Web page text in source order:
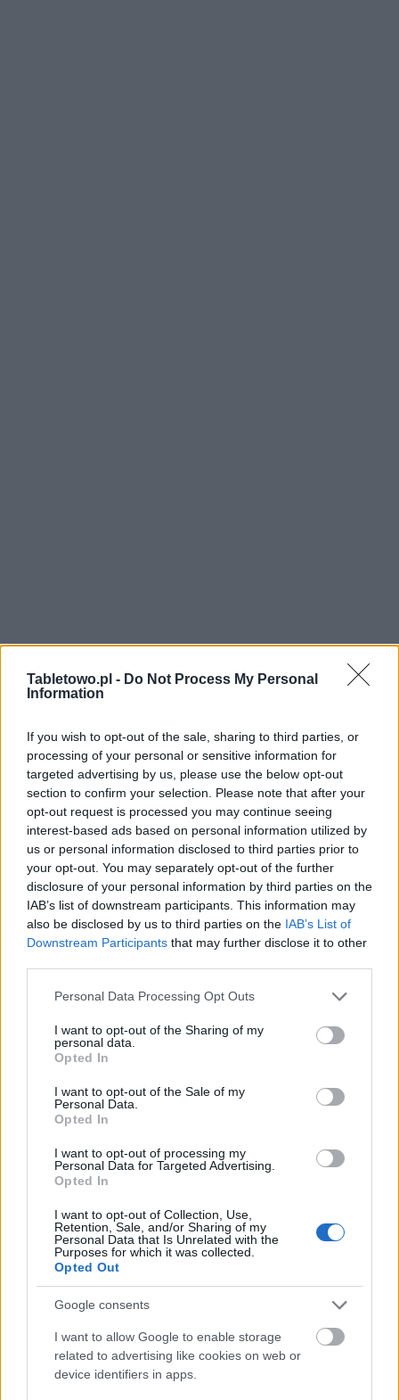
Tabletowo.pl - Do Not Process My Personal
Information
If you wish to opt-out of the sale, sharing to third parties, or
processing of your personal or sensitive information for
targeted advertising by us, please use the below opt-out
section to confirm your selection. Please note that after your
opt-out request is processed you may continue seeing
interest-based ads based on personal information utilized by
us or personal information disclosed to third parties prior to
your opt-out. You may separately opt-out of the further
disclosure of your personal information by third parties on the
IAB’s list of downstream participants. This information may
also be disclosed by us to third parties on the IAB’s List of
Downstream Participants that may further disclose it to other
Please note that this website/app uses one or more Google
not limited to your visit or usage behaviour. You may click to
grant or deny consent to Google and its third-party tags to
use your data for below specified purposes in below Google
consent section.
Personal Data Processing Opt Outs
I want to opt-out of the Sharing of my
personal data.
Opted In
I want to opt-out of the Sale of my
Personal Data.
Opted In
I want to opt-out of processing my
Personal Data for Targeted Advertising.
Opted In
I want to opt-out of Collection, Use,
Retention, Sale, and/or Sharing of my
Personal Data that Is Unrelated with the
Purposes for which it was collected.
Opted Out
Google consents
I want to allow Google to enable storage
related to advertising like cookies on web or
device identifiers in apps.